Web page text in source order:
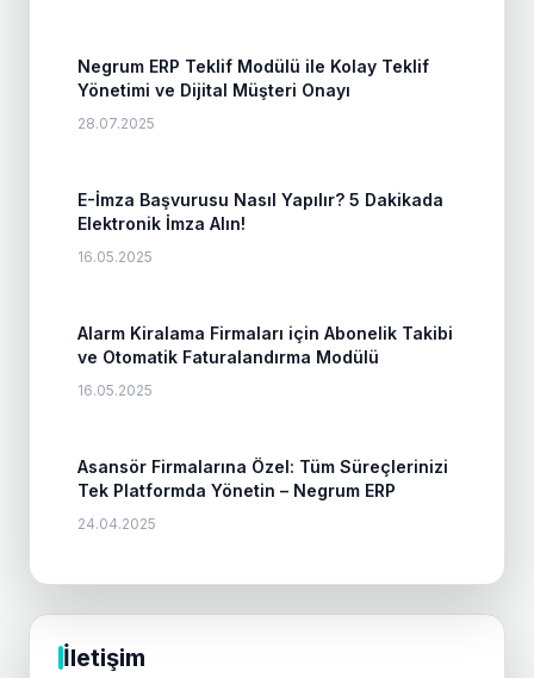
Negrum ERP Teklif Modülü ile Kolay Teklif
Yönetimi ve Dijital Müşteri Onayı
28.07.2025
E-İmza Başvurusu Nasıl Yapılır? 5 Dakikada
Elektronik İmza Alın!
16.05.2025
Alarm Kiralama Firmaları için Abonelik Takibi
ve Otomatik Faturalandırma Modülü
16.05.2025
Asansör Firmalarına Özel: Tüm Süreçlerinizi
Tek Platformda Yönetin – Negrum ERP
24.04.2025
İletişim